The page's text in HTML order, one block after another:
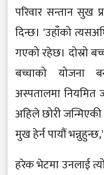
परिवार सन्तान सुख
दिन्छ। 'उहाँको
गएको रहेछ। दोस्रो
बच्चाको योजना
अस्पतालमा नियमित
अहिले छोरी
मुख हेर्न पायौं
हरेक भेटमा उनलाई